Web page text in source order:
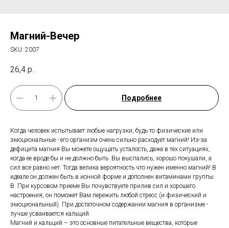
Магний-Вечер
SKU: 2007
26,4 р.
Подробнее
Когда человек испытывает любые нагрузки, будь то физические или
эмоциональные - его организм очень сильно расходует магний! Из-за
дефицита магния Вы можете ощущать усталость, даже в тех ситуациях,
когда ее вроде бы и не должно быть. Вы выспались, хорошо покушали, а
сил все равно нет. Тогда велика вероятность что нужен именно магний! В
идеале он должен быть в ионной форме и дополнен витаминами группы
В. При курсовом приеме Вы почувствуете прилив сил и хорошего
настроения, он поможет Вам пережить любой стресс (и физический и
эмоциональный). При достаточном содержании магния в организме -
лучше усваивается кальций.
Магний и кальций – это основные питательные вещества, которые